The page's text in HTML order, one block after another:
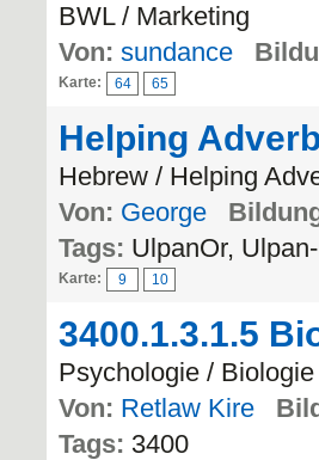
BWL / Marketing
Von: sundance
Karte: 64 65
Helping
Hebrew / Helping
Von: George
Tags: UlpanOr,
Karte: 9 10
3400.1.3.1.5
Psychologie / Biologie
Von: Retlaw Kire
Tags: 3400